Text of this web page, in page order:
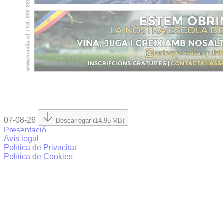
07-08-26 Descarregar (14.95 MB)
Presentació
Avís legal
Política de Privacitat
Política de Cookies